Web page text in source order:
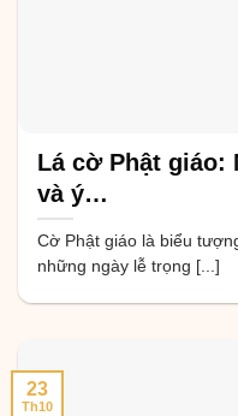
Lá cờ Phật giáo:
và ý…
Cờ Phật giáo là biểu
những ngày lễ trọng [...]
23
Th10